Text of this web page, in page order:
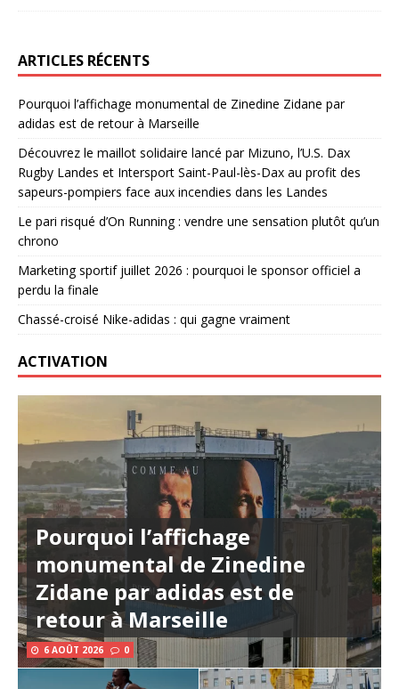
ARTICLES RÉCENTS
Pourquoi l’affichage monumental de Zinedine Zidane par
adidas est de retour à Marseille
Découvrez le maillot solidaire lancé par Mizuno, l’U.S. Dax
Rugby Landes et Intersport Saint-Paul-lès-Dax au profit des
sapeurs-pompiers face aux incendies dans les Landes
Le pari risqué d’On Running : vendre une sensation plutôt qu’un
chrono
Marketing sportif juillet 2026 : pourquoi le sponsor officiel a
perdu la finale
Chassé-croisé Nike-adidas : qui gagne vraiment
ACTIVATION
Pourquoi l’affichage
monumental de Zinedine
Zidane par adidas est de
retour à Marseille
6 AOÛT 2026 0